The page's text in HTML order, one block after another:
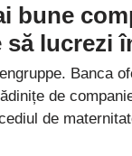
bune
să lucrezi
Banca
de
de